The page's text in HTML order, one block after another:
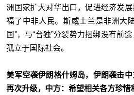
洲国家扩大对华出口，促进经济发
福了中非人民。斯威士兰是非洲大
国”，与“台独”分裂势力捆绑没有前
孤立于国际社会。
美军空袭伊朗格什姆岛，伊朗袭击
再次升级，中方：希望相关各方珍惜